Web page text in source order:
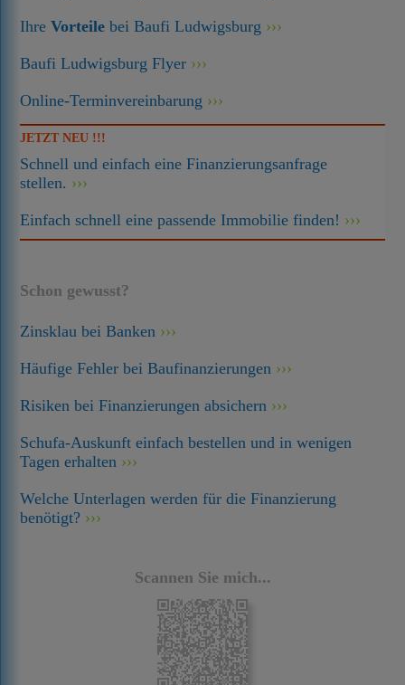
IhreVorteile bei Baufi Ludwigsburg
Baufi Ludwigsburg Flyer
Online-Terminvereinbarung
JETZT NEU !!!
Schnell und einfach eine Finanzierungsanfrage
stellen.
Einfach schnell eine passende Immobilie finden!
Schon gewusst?
Zinsklau bei Banken
Häufige Fehler bei Baufinanzierungen
Risiken bei Finanzierungen absichern
Schufa-Auskunft einfach bestellen und in wenigen
Tagen erhalten
Welche Unterlagen werden für die Finanzierung
benötigt?
Scannen Sie mich...